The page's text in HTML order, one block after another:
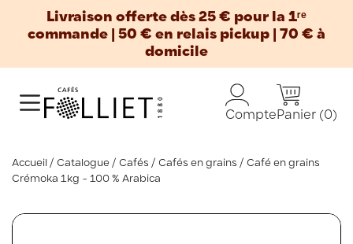
Livraison offerte dès 25 € pour la 1ʳᵉ
commande | 50 € en relais pickup | 70 € à
domicile
ComptePanier (0)
Accueil Catalogue Cafés Cafés en grains
Café en grains
Crémoka 1kg - 100 % Arabica